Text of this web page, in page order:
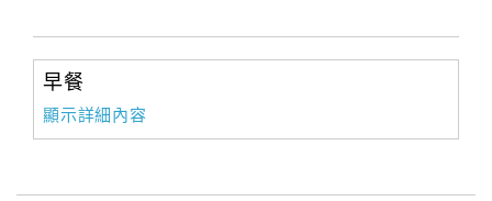
Q&A
早餐
顯示詳細內容